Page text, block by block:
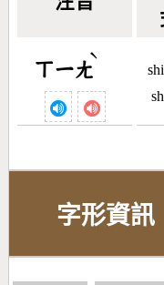
ㄒㄧㄤ
ˋ
字形資訊